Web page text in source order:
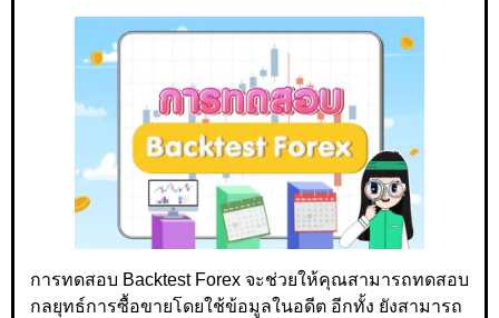
การทดสอบ Backtest Forex จะช่วยให้คุณสามารถทดสอบ
กลยุทธ์การซื้อขายโดยใช้ข้อมูลในอดีต อีกทั้ง ยังสามารถ